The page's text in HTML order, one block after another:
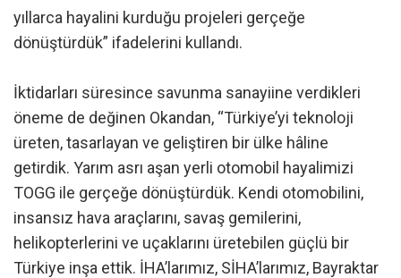
yıllarca hayalini kurduğu projeleri gerçeğe
dönüştürdük” ifadelerini kullandı.
İktidarları süresince savunma sanayiine verdikleri
öneme de değinen Okandan, “Türkiye’yi teknoloji
üreten, tasarlayan ve geliştiren bir ülke hâline
getirdik. Yarım asrı aşan yerli otomobil hayalimizi
TOGG ile gerçeğe dönüştürdük. Kendi otomobilini,
insansız hava araçlarını, savaş gemilerini,
helikopterlerini ve uçaklarını üretebilen güçlü bir
Türkiye inşa ettik. İHA’larımız, SİHA’larımız, Bayraktar